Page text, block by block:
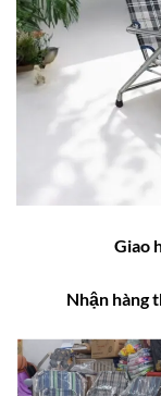
Giao
Nhận hàng